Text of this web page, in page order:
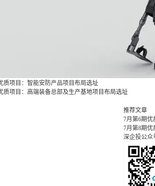
质项目：智能安防产品项目布局选址
质项目：高端装备总部及生产基地项目布局选址
推荐文章
7月第6期
7月第8期
深企投公众